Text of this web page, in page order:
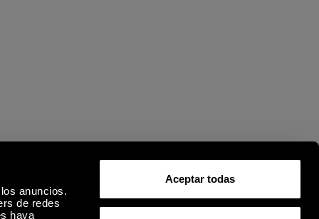
anuncios.
de redes
haya
Aceptar todas